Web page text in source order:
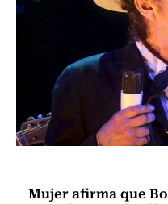
Mujer afirma que